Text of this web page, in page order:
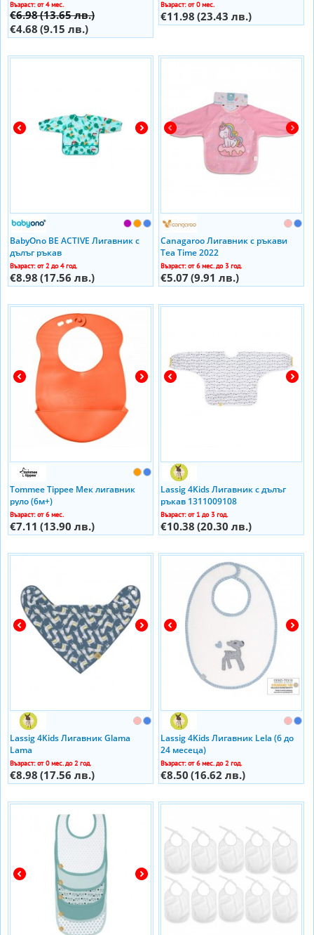
Възраст: от 4 мес.
€6.98(13.65 лв.)
€4.68 (9.15 лв.)
Възраст: от 0 мес.
€11.98 (23.43 лв.)
BabyOno BE ACTIVE Лигавник с
дълъг ръкав
Възраст: от 2 до 4 год.
€8.98 (17.56 лв.)
Canagaroo Лигавник с ръкави
Tea Time 2022
Възраст: от 6 мес. до 3 год.
€5.07 (9.91 лв.)
Tommee Tippee Мек лигавник
руло (6м+)
Възраст: от 6 мес.
€7.11 (13.90 лв.)
Lassig 4Kids Лигавник с дълъг
ръкав 1311009108
Възраст: от 1 до 3 год.
€10.38 (20.30 лв.)
Lassig 4Kids Лигавник Glama
Lama
Възраст: от 0 мес. до 2 год.
€8.98 (17.56 лв.)
Lassig 4Kids Лигавник Lela (6 до
24 месеца)
Възраст: от 6 мес. до 2 год.
€8.50 (16.62 лв.)